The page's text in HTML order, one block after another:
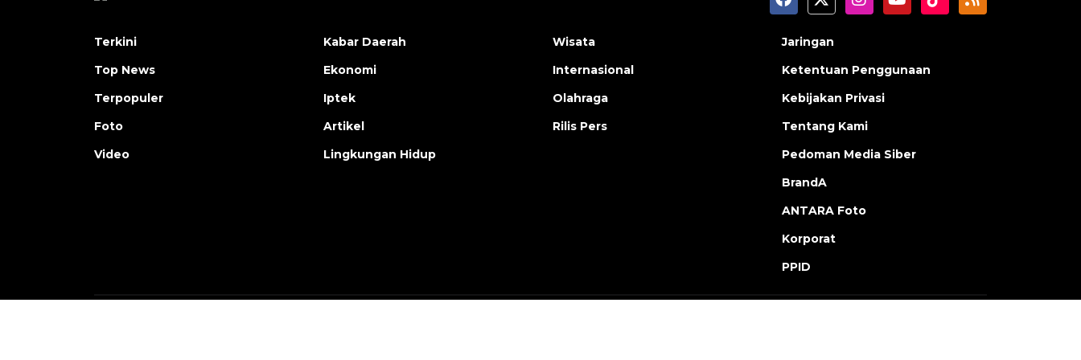
Terkini
Top News
Terpopuler
Foto
Video
Kabar Daerah
Ekonomi
Iptek
Artikel
Lingkungan Hidup
Wisata
Internasional
Olahraga
Rilis Pers
Jaringan
Ketentuan Penggunaan
Kebijakan Privasi
Tentang Kami
Pedoman Media Siber
BrandA
ANTARA Foto
Korporat
PPID